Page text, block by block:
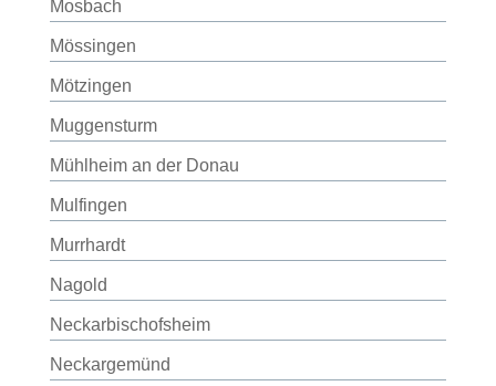
Mosbach
Mössingen
Mötzingen
Muggensturm
Mühlheim an der Donau
Mulfingen
Murrhardt
Nagold
Neckarbischofsheim
Neckargemünd